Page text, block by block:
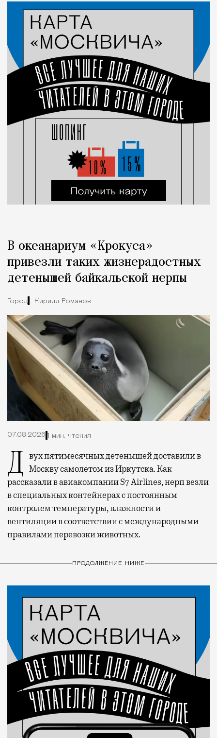
Город
В океанариум «Крокуса»
привезли таких жизнерадостных
детенышей байкальской нерпы
Город Кирилл Романов
07.08.2026 1 мин. чтения
Двух пятимесячных детенышей доставили в Москву самолетом из Иркутска. Как
рассказали в авиакомпании S7 Airlines, нерп везли
в специальных контейнерах с постоянным
контролем температуры, влажности и
вентиляции в соответствии с международными
правилами перевозки животных.
ПРОДОЛЖЕНИЕ НИЖЕ